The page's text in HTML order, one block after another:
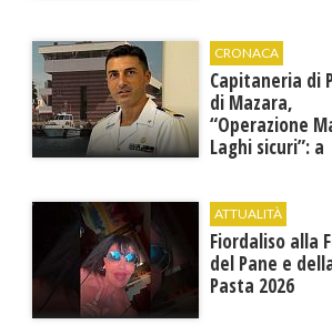
CRONACA
Capitaneria di
di Mazara,
“Operazione
Laghi sicuri”: a
terra
ATTUALITÀ
Fiordaliso alla
del Pane e
Pasta 2026